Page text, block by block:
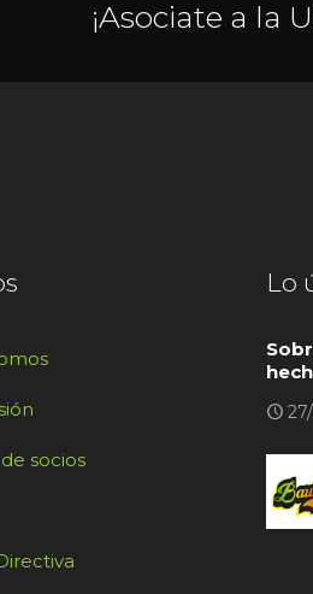
¡Asociate a la
socios
Lo